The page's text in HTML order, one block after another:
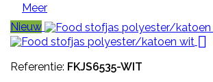
Meer
Nieuw

Referentie: FKJS6535-WIT